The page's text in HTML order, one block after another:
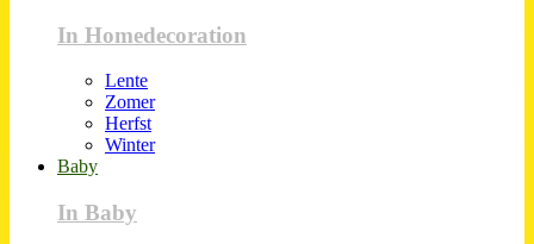
In Homedecoration
Lente
Zomer
Herfst
Winter
Baby
In Baby